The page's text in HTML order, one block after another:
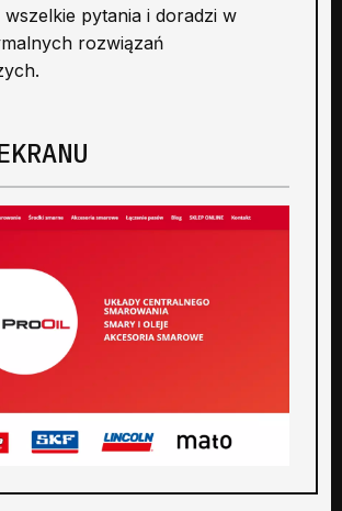
pytania i doradzi w
rozwiązań